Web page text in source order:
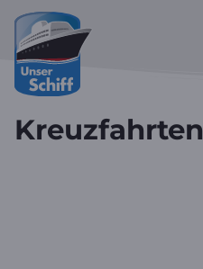
Zum Hauptinhalt springen
Kreuzfahrten